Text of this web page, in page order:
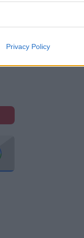
Privacy Policy